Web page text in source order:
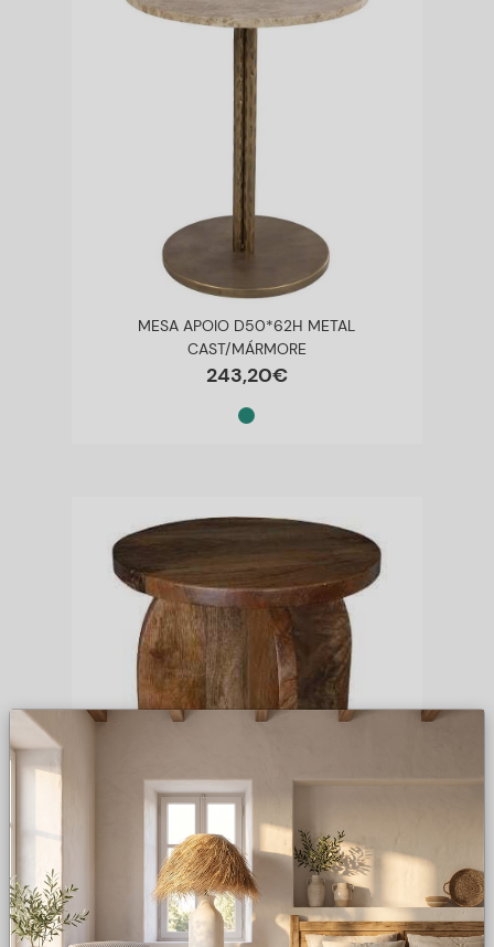
MESA APOIO D50*62H METAL
CAST/MÁRMORE
243,20€
MESA CENTRO D40*45H MADEIRA
175 40 €